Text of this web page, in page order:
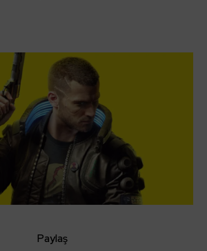
Paylaş